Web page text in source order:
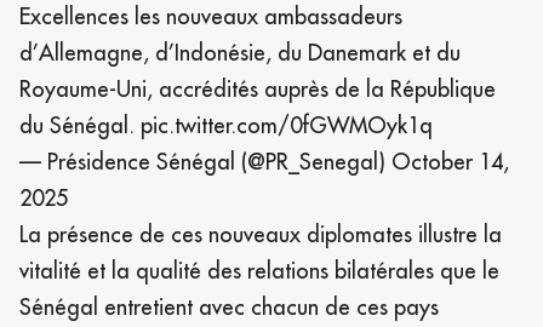
Excellences les nouveaux ambassadeurs
d’Allemagne, d’Indonésie, du Danemark et du
Royaume-Uni, accrédités auprès de la République
du Sénégal. pic.twitter.com/0fGWMOyk1q
— Présidence Sénégal (@PR_Senegal) October 14,
2025
La présence de ces nouveaux diplomates illustre la
vitalité et la qualité des relations bilatérales que le
Sénégal entretient avec chacun de ces pays